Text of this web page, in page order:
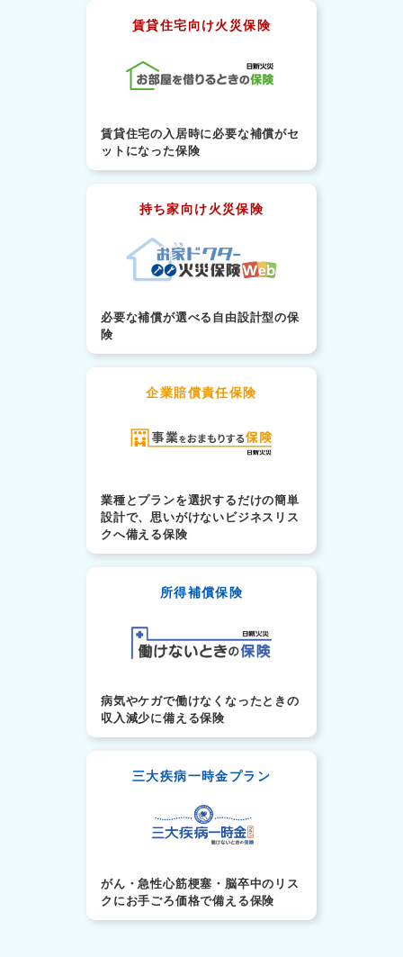
賃貸住宅向け火災保険
賃貸住宅の入居時に必要な補償がセ
ットになった保険
持ち家向け火災保険
必要な補償が選べる自由設計型の保
険
企業賠償責任保険
業種とプランを選択するだけの簡単
設計で、思いがけないビジネスリス
クへ備える保険
所得補償保険
病気やケガで働けなくなったときの
収入減少に備える保険
三大疾病一時金プラン
がん・急性心筋梗塞・脳卒中のリス
クにお手ごろ価格で備える保険